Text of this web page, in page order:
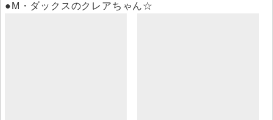
●M・ダックスのクレアちゃん☆